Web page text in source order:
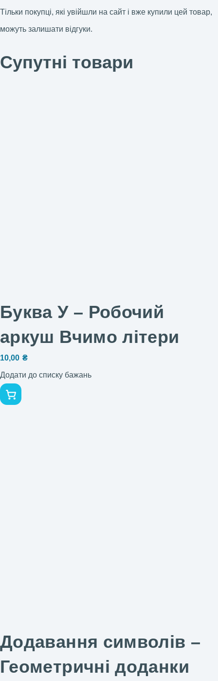
Тільки покупці, які увійшли на сайт і вже купили цей товар,
можуть залишати відгуки.
Супутні товари
Буква У – Робочий
аркуш Вчимо літери
10,00 ₴
Додати до списку бажань
Додавання символів –
Геометричні доданки